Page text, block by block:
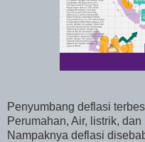
Penyumbang deflasi
Perumahan, Air, listrik,
Nampaknya deflasi